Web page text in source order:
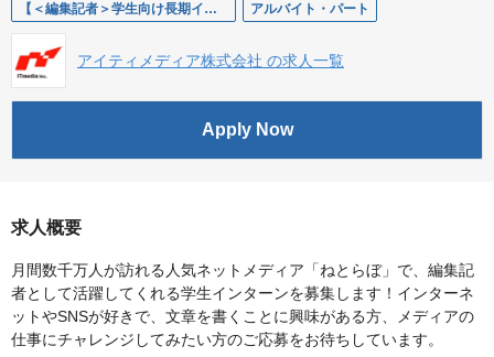
【＜編集記者＞学生向け長期インターン大募集！】今気になる・人に話したい旬のネタをお届けする「ねとらぼ」編集記者 ＜完全在宅勤務可能＞ アルバイト・パート
アイティメディア株式会社 の求人一覧
Apply Now
求人概要
月間数千万人が訪れる人気ネットメディア「ねとらぼ」で、編集記
者として活躍してくれる学生インターンを募集します！インターネ
ットやSNSが好きで、文章を書くことに興味がある方、メディアの
仕事にチャレンジしてみたい方のご応募をお待ちしています。